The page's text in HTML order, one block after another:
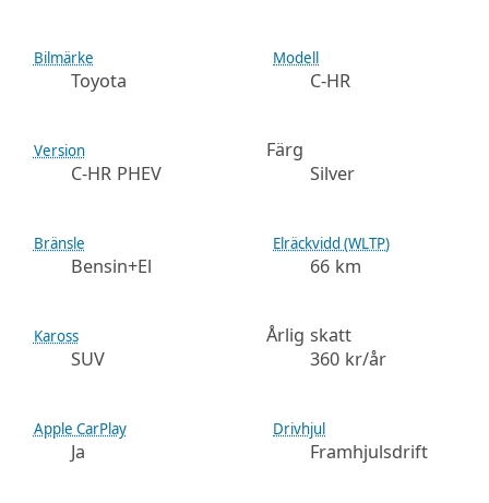
Bilmärke
Toyota
Modell
C-HR
Version
C-HR PHEV
Färg
Silver
Bränsle
Bensin+El
Elräckvidd (WLTP)
66 km
Kaross
SUV
Årlig skatt
360 kr/år
Apple CarPlay
Ja
Drivhjul
Framhjulsdrift